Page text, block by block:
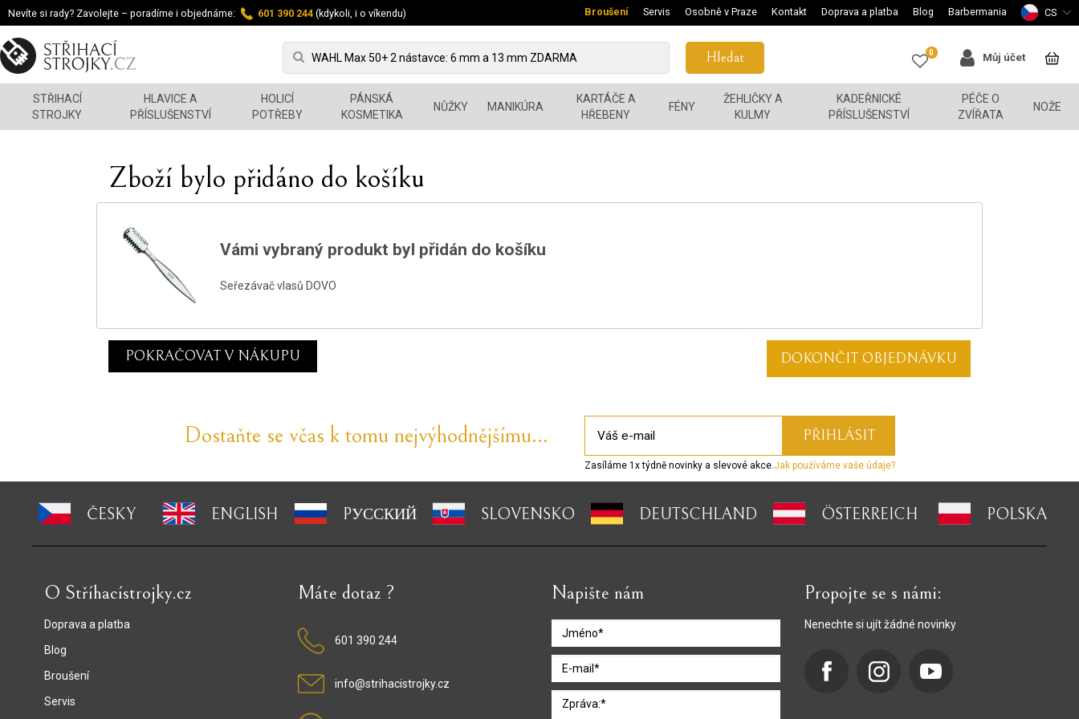
Nevíte si rady? Zavolejte – poradíme i objednáme: 601 390 244 (kdykoli, i o víkendu) Broušení Servis Osobně v Praze Kontakt Doprava a platba Blog Barbermania CS
Hledat 0 Můj účet
STŘIHACÍ
STROJKY
HLAVICE A
PŘÍSLUŠENSTVÍ
HOLICÍ
POTŘEBY
PÁNSKÁ
KOSMETIKA
NŮŽKY MANIKÚRA
KARTÁČE A
HŘEBENY
FÉNY
ŽEHLIČKY A
KULMY
KADEŘNICKÉ
PŘÍSLUŠENSTVÍ
PÉČE O
ZVÍŘATA
NOŽE
Zboží bylo přidáno do košíku
Vámi vybraný produkt byl přidán do košíku
Seřezávač vlasů DOVO
POKRAČOVAT V NÁKUPU DOKONČIT OBJEDNÁVKU
Dostaňte se včas k tomu nejvýhodnějšímu...
Zasíláme 1x týdně novinky a slevové akce.Jak používáme vaše údaje?
ČESKY ENGLISH PУССКИЙ SLOVENSKO DEUTSCHLAND ÖSTERREICH POLSKA
O Stříhacístrojky.cz
Doprava a platba
Blog
Broušení
Servis
Máte dotaz ?
601 390 244
info@strihacistrojky.cz
Napište nám Propojte se s námi:
Nenechte si ujít žádné novinky